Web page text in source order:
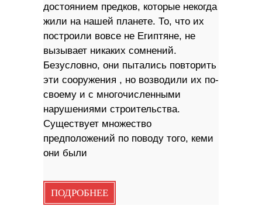
достоянием предков, которые некогда
жили на нашей планете. То, что их
построили вовсе не Египтяне, не
вызывает никаких сомнений.
Безусловно, они пытались повторить
эти сооружения , но возводили их по-
своему и с многочисленными
нарушениями строительства.
Существует множество
предположений по поводу того, кеми
они были
ПОДРОБНЕЕ